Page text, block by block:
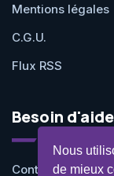
Nous
de mieux
Mentions légales
C.G.U.
Flux RSS
Besoin
Contactez-nous